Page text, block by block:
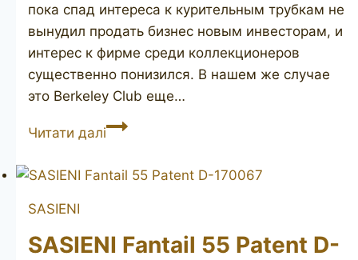
пока спад интереса к курительным трубкам не
вынудил продать бизнес новым инвесторам, и
интерес к фирме среди коллекционеров
существенно понизился. В нашем же случае
это Berkeley Club еще…
Читати даліSASIENI
Club
SASIENI
SASIENI Fantail 55 Patent D-